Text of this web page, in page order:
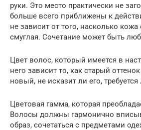
руки. Это место практически не
больше всего приближены к
не зависит от того, насколько кожа
смуглая. Сочетание может быть
Цвет волос, который имеется в
него зависит то, как старый
новый, не исказит ли его,
Цветовая гамма, которая
Волосы должны гармонично
образ, сочетаться с предметами